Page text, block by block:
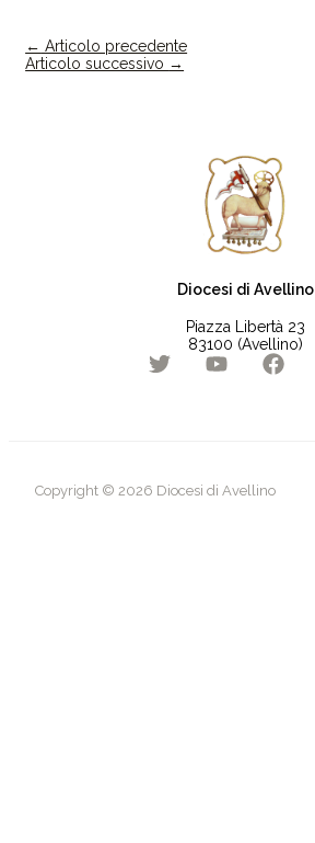
← Articolo precedente
Articolo successivo →
Diocesi di Avellino
Piazza Libertà 23
83100 (Avellino)
Copyright © 2026 Diocesi di Avellino